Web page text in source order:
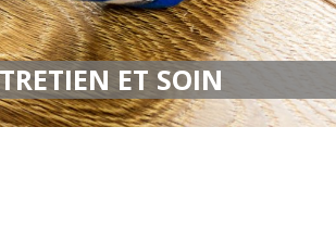
ET SOIN